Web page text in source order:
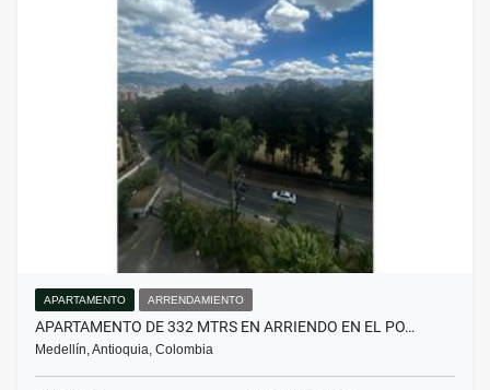
APARTAMENTO ARRENDAMIENTO
APARTAMENTO DE 332 MTRS EN ARRIENDO EN EL PO…
Medellín, Antioquia, Colombia